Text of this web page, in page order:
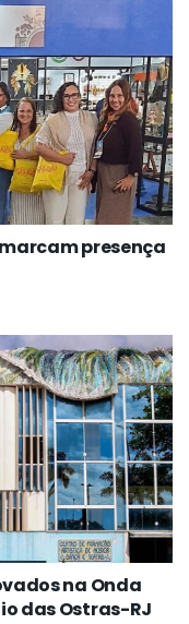
presença
na Onda
das Ostras-RJ